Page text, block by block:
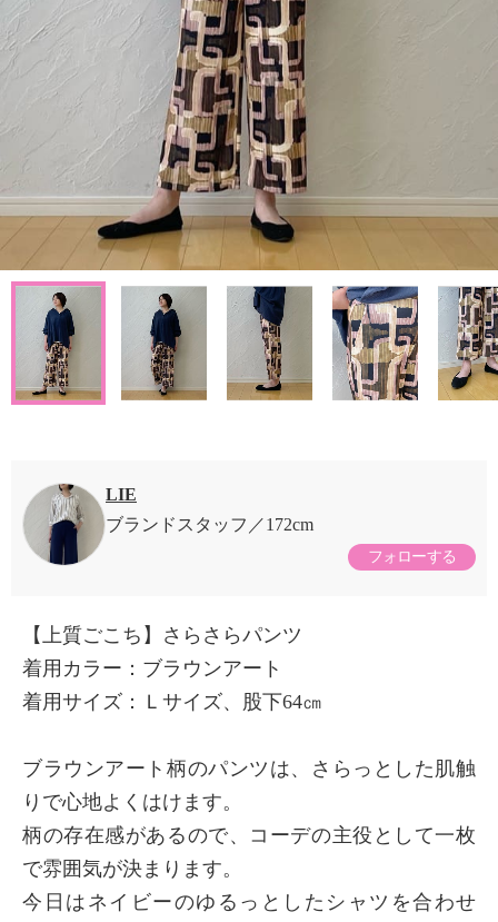
LIE
ブランドスタッフ
172cm
フォローする
【上質ごこち】さらさらパンツ
着用カラー：ブラウンアート
着用サイズ：Ｌサイズ、股下64㎝
ブラウンアート柄のパンツは、さらっとした肌触
りで心地よくはけます。
柄の存在感があるので、コーデの主役として一枚
で雰囲気が決まります。
今日はネイビーのゆるっとしたシャツを合わせ